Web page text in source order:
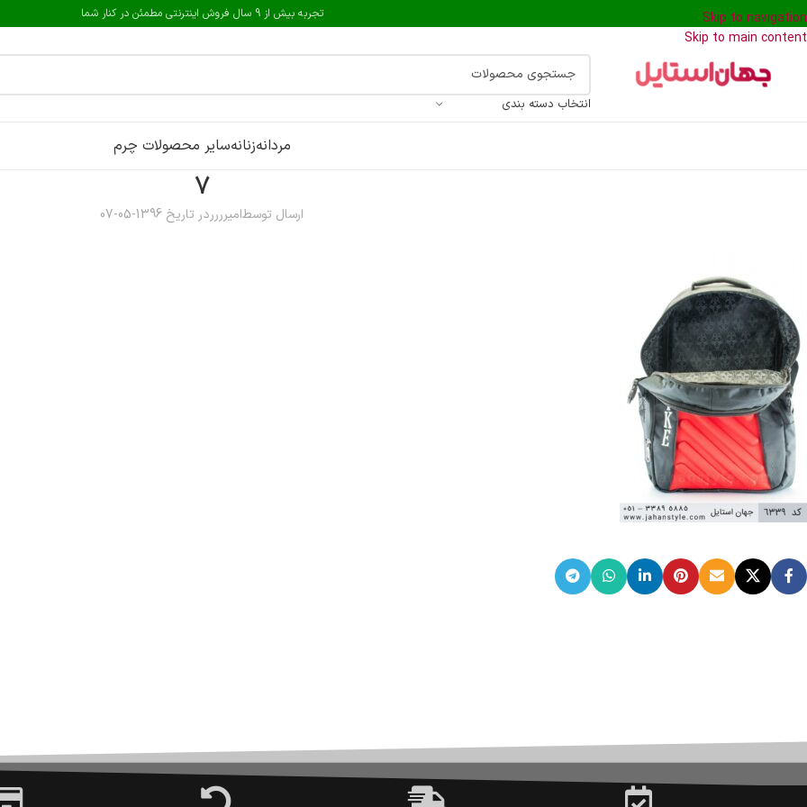
Skip to navigation
Skip to main content
تجربه بیش از 9 سال فروش اینترنتی مطمئن در کنار شما
انتخاب دسته بندی
مردانهزنانهسایر محصولات چرم
7
ارسال توسطامیرررردر تاریخ 1396-05-07